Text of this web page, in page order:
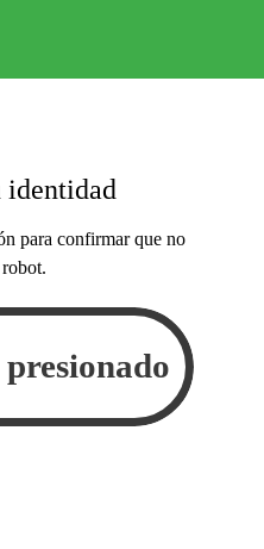
para confirmar que no